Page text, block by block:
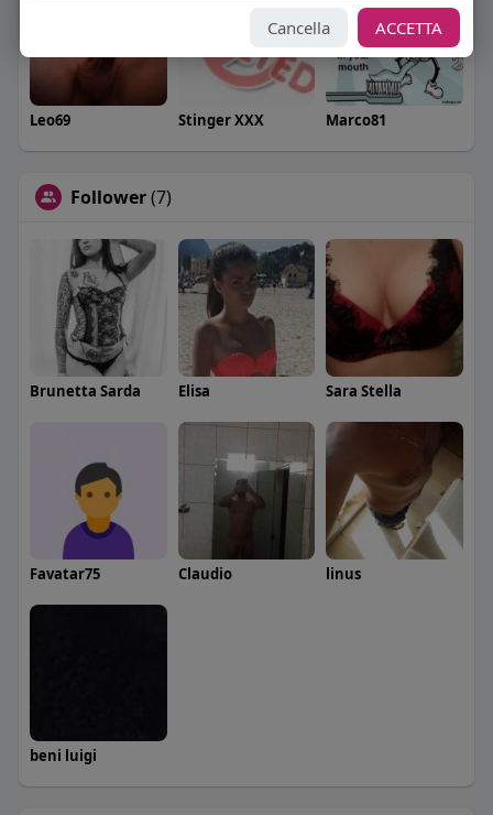
Leo69 Stinger XXX Marco81
Follower(7)
Brunetta Sarda Elisa Sara Stella
Favatar75 Claudio linus
beni luigi
Cancella ACCETTA